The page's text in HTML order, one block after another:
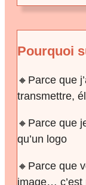
Pourquoi
🔸Parce que
transmettre,
🔸Parce que
qu’un logo
🔸Parce que
image… c’est